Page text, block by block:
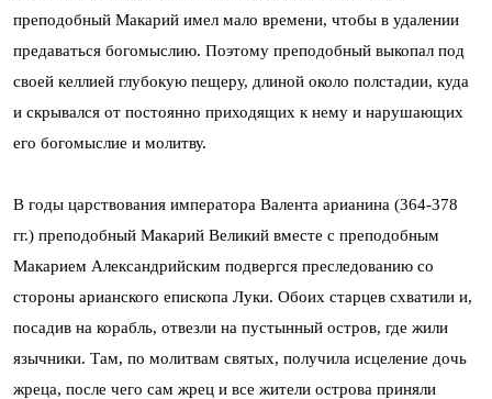
преподобный Макарий имел мало времени, чтобы в удалении
предаваться богомыслию. Поэтому преподобный выкопал под
своей келлией глубокую пещеру, длиной около полстадии, куда
и скрывался от постоянно приходящих к нему и нарушающих
его богомыслие и молитву.
В годы царствования императора Валента арианина (364-378
гг.) преподобный Макарий Великий вместе с преподобным
Макарием Александрийским подвергся преследованию со
стороны арианского епископа Луки. Обоих старцев схватили и,
посадив на корабль, отвезли на пустынный остров, где жили
язычники. Там, по молитвам святых, получила исцеление дочь
жреца, после чего сам жрец и все жители острова приняли